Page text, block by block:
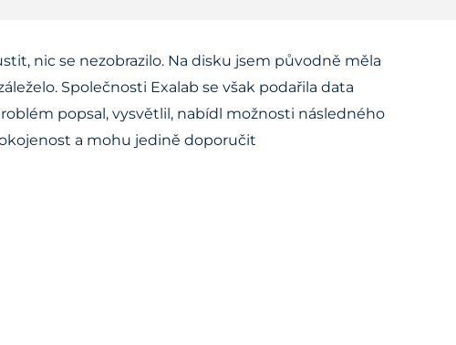
nic se nezobrazilo. Na disku jsem původně měla
Společnosti Exalab se však podařila data
popsal, vysvětlil, nabídl možnosti následného
a mohu jedině doporučit